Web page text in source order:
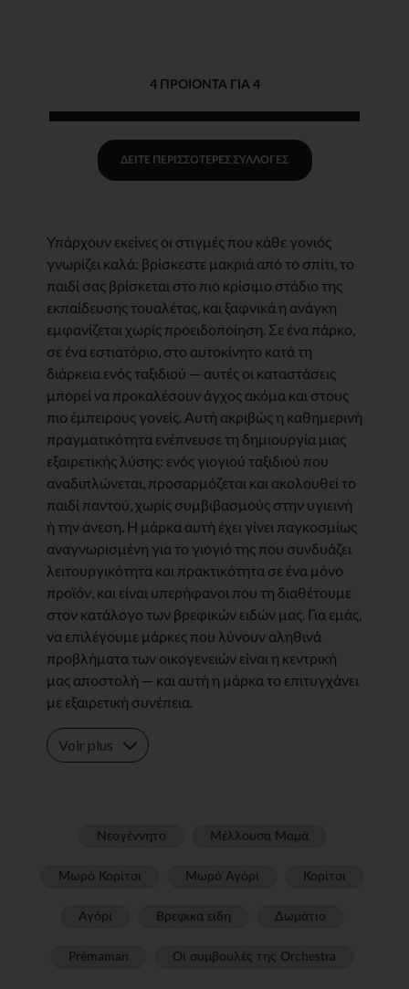
4 ΠΡΟΙΌΝΤΑ ΓΙΑ 4
ΔΕΊΤΕ ΠΕΡΙΣΣΌΤΕΡΕΣ ΣΥΛΛΟΓΈΣ
Υπάρχουν εκείνες οι στιγμές που κάθε γονιός
γνωρίζει καλά: βρίσκεστε μακριά από το σπίτι, το
παιδί σας βρίσκεται στο πιο κρίσιμο στάδιο της
εκπαίδευσης τουαλέτας, και ξαφνικά η ανάγκη
εμφανίζεται χωρίς προειδοποίηση. Σε ένα πάρκο,
σε ένα εστιατόριο, στο αυτοκίνητο κατά τη
διάρκεια ενός ταξιδιού — αυτές οι καταστάσεις
μπορεί να προκαλέσουν άγχος ακόμα και στους
πιο έμπειρους γονείς. Αυτή ακριβώς η καθημερινή
πραγματικότητα ενέπνευσε τη δημιουργία μιας
εξαιρετικής λύσης: ενός γιογιού ταξιδιού που
αναδιπλώνεται, προσαρμόζεται και ακολουθεί το
παιδί παντού, χωρίς συμβιβασμούς στην υγιεινή
ή την άνεση. Η μάρκα αυτή έχει γίνει παγκοσμίως
αναγνωρισμένη για το γιογιό της που συνδυάζει
λειτουργικότητα και πρακτικότητα σε ένα μόνο
προϊόν, και είναι υπερήφανοι που τη διαθέτουμε
στον κατάλογο των βρεφικών ειδών μας. Για εμάς,
να επιλέγουμε μάρκες που λύνουν αληθινά
προβλήματα των οικογενειών είναι η κεντρική
μας αποστολή — και αυτή η μάρκα το επιτυγχάνει
με εξαιρετική συνέπεια.
Voir plus
Νεογέννητο Μέλλουσα Μαμά
Μωρό Κορίτσι Μωρό Αγόρι Κορίτσι
Αγόρι Βρεφικα ειδη Δωμάτιο
Prémaman Οι συμβουλές της Orchestra​